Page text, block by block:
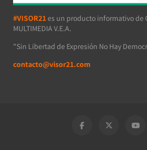
#VISOR21 es un producto informativo de
MULTIMEDIA V.E.A.
"Sin Libertad de Expresión No Hay
contacto@visor21.com